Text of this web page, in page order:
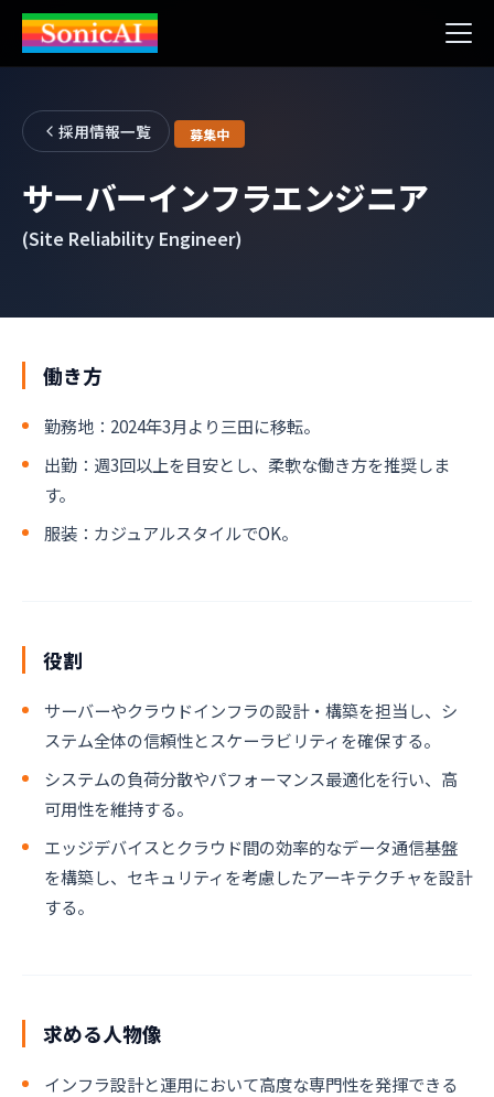
採用情報一覧 募集中
サーバーインフラエンジニア
(Site Reliability Engineer)
働き方
勤務地：2024年3月より三田に移転。
出勤：週3回以上を目安とし、柔軟な働き方を推奨しま
す。
服装：カジュアルスタイルでOK。
役割
​​​​​​​サーバーやクラウドインフラの設計・構築を担当し、シ
ステム全体の信頼性とスケーラビリティを確保する。
システムの負荷分散やパフォーマンス最適化を行い、高
可用性を維持する。
エッジデバイスとクラウド間の効率的なデータ通信基盤
を構築し、セキュリティを考慮したアーキテクチャを設計
する。
求める人物像
インフラ設計と運用において高度な専門性を発揮できる